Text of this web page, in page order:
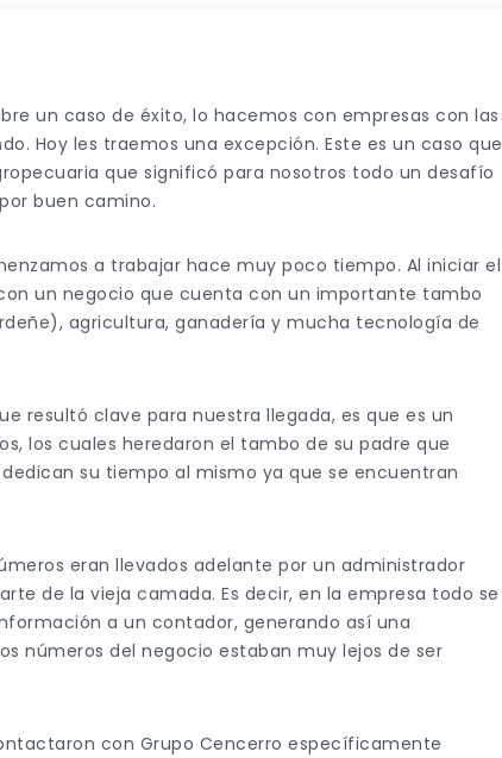
un caso de éxito, lo hacemos con empresas con las
Hoy les traemos una excepción. Este es un caso que
que significó para nosotros todo un desafío
buen camino.
a trabajar hace muy poco tiempo. Al iniciar el
un negocio que cuenta con un importante tambo
agricultura, ganadería y mucha tecnología de
resultó clave para nuestra llegada, es que es un
los cuales heredaron el tambo de su padre que
su tiempo al mismo ya que se encuentran
eran llevados adelante por un administrador
de la vieja camada. Es decir, en la empresa todo se
a un contador, generando así una
números del negocio estaban muy lejos de ser
con Grupo Cencerro específicamente